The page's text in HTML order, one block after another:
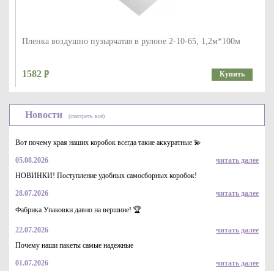
Пленка воздушно пузырчатая в рулоне 2-10-65, 1,2м*100м
1582 Купить
Пленка воздушно пузырчатая в рулоне 2-10-65, 1,2м*50м
790 Купить
Новости (смотреть всё)
Вот почему края наших коробок всегда такие аккуратные 💫
05.08.2026
читать далее
НОВИНКИ! Поступление удобных самосборных коробок!
28.07.2026
читать далее
Фабрика Упаковки давно на вершине! 🏆
22.07.2026
читать далее
Почему наши пакеты самые надежные
01.07.2026
читать далее